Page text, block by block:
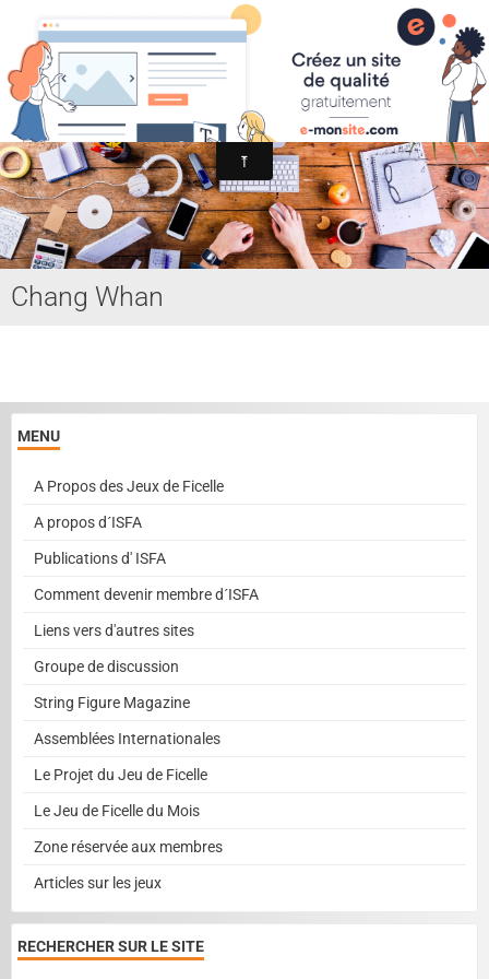
Association Internationale du Jeu de Ficelle
Page d'accueil
Derniers ajouts
Chang Whan
MENU
A Propos des Jeux de Ficelle
A propos d´ISFA
Publications d' ISFA
Comment devenir membre d´ISFA
Liens vers d'autres sites
Groupe de discussion
String Figure Magazine
Assemblées Internationales
Le Projet du Jeu de Ficelle
Le Jeu de Ficelle du Mois
Zone réservée aux membres
Articles sur les jeux
RECHERCHER SUR LE SITE